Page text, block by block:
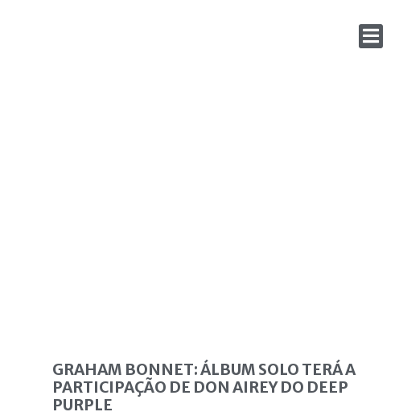
GRAHAM BONNET: ÁLBUM SOLO TERÁ A
PARTICIPAÇÃO DE DON AIREY DO DEEP
PURPLE